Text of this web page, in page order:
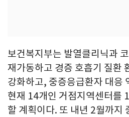
보건복지부는 발열클리닉과
재가동하고 경증 호흡기 질환
강화하고, 중증응급환자 대응
현재 14개인 거점지역센터를
할 계획이다. 또 내년 2월까지